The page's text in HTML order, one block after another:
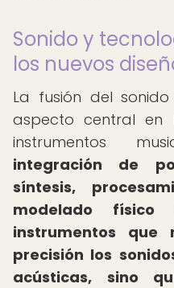
Sonido y
los nuevos
La fusión del
aspecto central en
instrumentos
integración de
síntesis,
modelado
instrumentos que
precisión los
acústicas, sino